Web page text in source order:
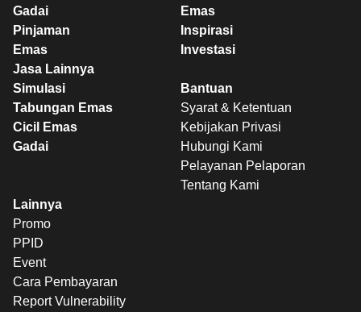
Gadai
Pinjaman
Emas
Jasa Lainnya
Emas
Inspirasi
Investasi
Simulasi
Tabungan Emas
Cicil Emas
Gadai
Bantuan
Syarat & Ketentuan
Kebijakan Privasi
Hubungi Kami
Pelayanan Pelaporan
Tentang Kami
Lainnya
Promo
PPID
Event
Cara Pembayaran
Report Vulnerability